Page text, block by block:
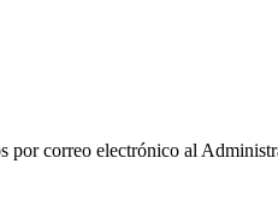
por correo electrónico al